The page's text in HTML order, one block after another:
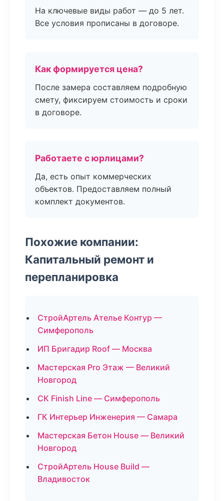
На ключевые виды работ — до 5 лет.
Все условия прописаны в договоре.
Как формируется цена?
После замера составляем подробную
смету, фиксируем стоимость и сроки
в договоре.
Работаете с юрлицами?
Да, есть опыт коммерческих
объектов. Предоставляем полный
комплект документов.
Похожие компании:
Капитальный ремонт и
перепланировка
СтройАртель Ателье Контур —
Симферополь
ИП Бригадир Roof — Москва
Мастерская Pro Этаж — Великий
Новгород
СК Finish Line — Симферополь
ГК Интерьер Инженерия — Самара
Мастерская Бетон House — Великий
Новгород
СтройАртель House Build —
Владивосток